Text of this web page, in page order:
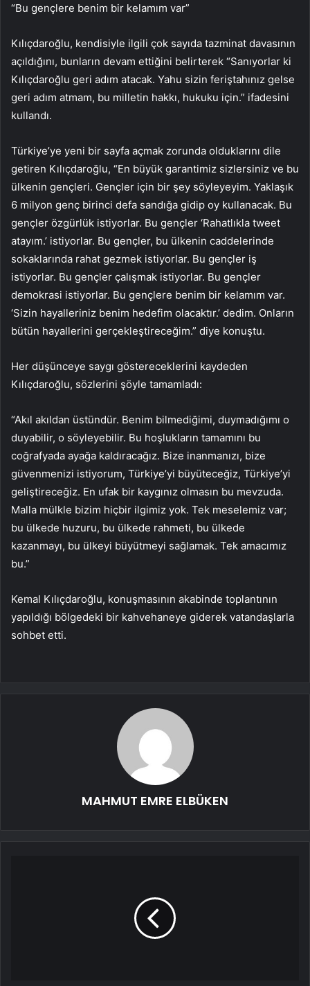
“Bu gençlere benim bir kelamım var”
Kılıçdaroğlu, kendisiyle ilgili çok sayıda tazminat davasının
açıldığını, bunların devam ettiğini belirterek “Sanıyorlar ki
Kılıçdaroğlu geri adım atacak. Yahu sizin feriştahınız gelse
geri adım atmam, bu milletin hakkı, hukuku için.” ifadesini
kullandı.
Türkiye’ye yeni bir sayfa açmak zorunda olduklarını dile
getiren Kılıçdaroğlu, “En büyük garantimiz sizlersiniz ve bu
ülkenin gençleri. Gençler için bir şey söyleyeyim. Yaklaşık
6 milyon genç birinci defa sandığa gidip oy kullanacak. Bu
gençler özgürlük istiyorlar. Bu gençler ‘Rahatlıkla tweet
atayım.’ istiyorlar. Bu gençler, bu ülkenin caddelerinde
sokaklarında rahat gezmek istiyorlar. Bu gençler iş
istiyorlar. Bu gençler çalışmak istiyorlar. Bu gençler
demokrasi istiyorlar. Bu gençlere benim bir kelamım var.
‘Sizin hayalleriniz benim hedefim olacaktır.’ dedim. Onların
bütün hayallerini gerçekleştireceğim.” diye konuştu.
Her düşünceye saygı göstereceklerini kaydeden
Kılıçdaroğlu, sözlerini şöyle tamamladı:
“Akıl akıldan üstündür. Benim bilmediğimi, duymadığımı o
duyabilir, o söyleyebilir. Bu hoşlukların tamamını bu
coğrafyada ayağa kaldıracağız. Bize inanmanızı, bize
güvenmenizi istiyorum, Türkiye’yi büyüteceğiz, Türkiye’yi
geliştireceğiz. En ufak bir kaygınız olmasın bu mevzuda.
Malla mülkle bizim hiçbir ilgimiz yok. Tek meselemiz var;
bu ülkede huzuru, bu ülkede rahmeti, bu ülkede
kazanmayı, bu ülkeyi büyütmeyi sağlamak. Tek amacımız
bu.”
Kemal Kılıçdaroğlu, konuşmasının akabinde toplantının
yapıldığı bölgedeki bir kahvehaneye giderek vatandaşlarla
sohbet etti.
MAHMUT EMRE ELBÜKEN